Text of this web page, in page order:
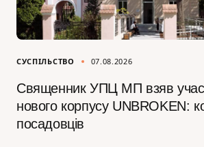
СУСПІЛЬСТВО 07.08.2026
Священник УПЦ МП взяв
нового корпусу UNBROKEN:
посадовців